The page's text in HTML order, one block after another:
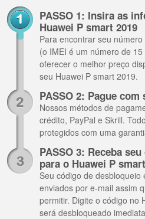
PASSO 1: Insira as
Huawei P smart 2019
Para encontrar seu
(o IMEI é um número de
oferecer o melhor preço
seu Huawei P smart 2019.
PASSO 2: Pague com
Nossos métodos de
crédito, PayPal e Skrill.
protegidos com uma
PASSO 3: Receba
para o Huawei P
Seu código de desbloqueio
enviados por e-mail assim
permitir. Digite o código no
será desbloqueado